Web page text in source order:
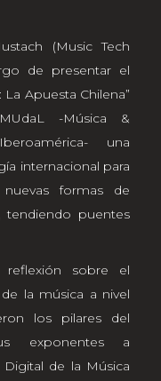
(Music Tech
de presentar el
Apuesta Chilena”
-Música &
una
internacional para
formas de
tendiendo puentes
reflexión sobre el
la música a nivel
los pilares del
exponentes a
de la Música